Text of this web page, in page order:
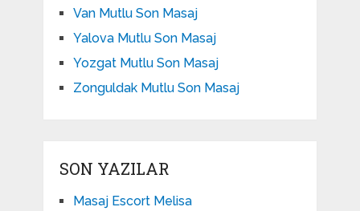
Van Mutlu Son Masaj
Yalova Mutlu Son Masaj
Yozgat Mutlu Son Masaj
Zonguldak Mutlu Son Masaj
SON YAZILAR
Masaj Escort Melisa